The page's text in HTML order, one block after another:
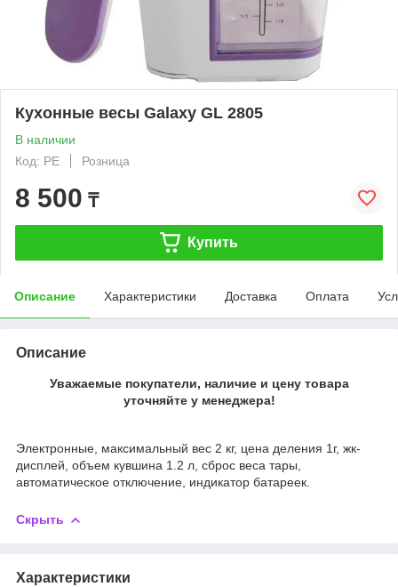
Кухонные весы Galaxy GL 2805
В наличии
Код: PE
Розница
8 500 ₸
Купить
Описание Характеристики Доставка Оплата
Описание
Уважаемые покупатели, наличие и цену товара
уточняйте у менеджера!
Электронные, максимальный вес 2 кг, цена деления 1г, жк-
дисплей, объем кувшина 1.2 л, сброс веса тары,
автоматическое отключение, индикатор батареек.
Скрыть
Характеристики